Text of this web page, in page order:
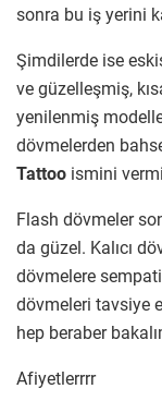
sonra bu iş yerini
Şimdilerde ise
ve güzelleşmiş,
yenilenmiş
dövmelerden
Tattoo ismini
Flash dövmeler
da güzel. Kalıcı
dövmelere
dövmeleri tavsiye
hep beraber
Afiyetlerrrr